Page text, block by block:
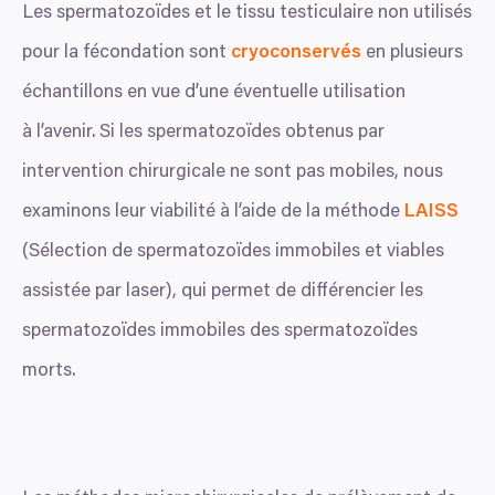
Les spermatozoïdes et le tissu testiculaire non utilisés
pour la fécondation sont cryoconservés en plusieurs
échantillons en vue d’une éventuelle utilisation
à l’avenir. Si les spermatozoïdes obtenus par
intervention chirurgicale ne sont pas mobiles, nous
examinons leur viabilité à l’aide de la méthode LAISS
(Sélection de spermatozoïdes immobiles et viables
assistée par laser), qui permet de différencier les
spermatozoïdes immobiles des spermatozoïdes
morts.